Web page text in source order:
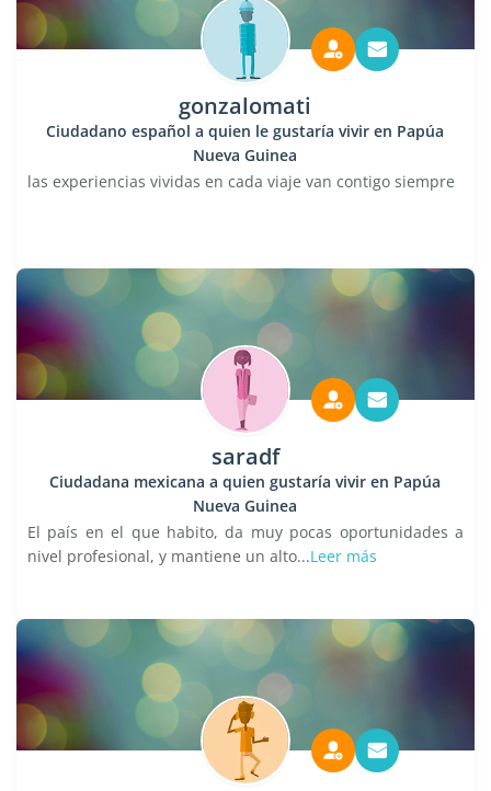
gonzalomati
Ciudadano español a quien le gustaría vivir en Papúa
Nueva Guinea
las experiencias vividas en cada viaje van contigo siempre
saradf
Ciudadana mexicana a quien gustaría vivir en Papúa
Nueva Guinea
El país en el que habito, da muy pocas oportunidades a
nivel profesional, y mantiene un alto...Leer más